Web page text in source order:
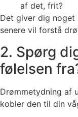
af det, frit?
Det giver dig
senere vil forstå
2. Spørg
følelsen
Drømmetydning af
kobler den til din